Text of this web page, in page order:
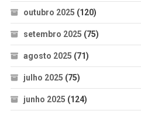
outubro 2025 (120)
setembro 2025 (75)
agosto 2025 (71)
julho 2025 (75)
junho 2025 (124)